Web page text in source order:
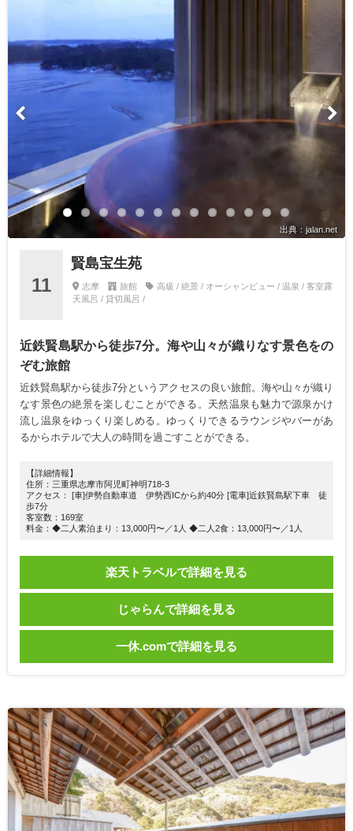
出典：jalan.net
11
賢島宝生苑
志摩 旅館
高級 / 絶景 / オーシャンビュー / 温泉 / 客室露
天風呂 / 貸切風呂 /
近鉄賢島駅から徒歩7分。海や山々が織りなす景色をの
ぞむ旅館
近鉄賢島駅から徒歩7分というアクセスの良い旅館。海や山々が織り
なす景色の絶景を楽しむことができる。天然温泉も魅力で源泉かけ
流し温泉をゆっくり楽しめる。ゆっくりできるラウンジやバーがあ
るからホテルで大人の時間を過ごすことができる。
【詳細情報】
住所：三重県志摩市阿児町神明718-3
アクセス： [車]伊勢自動車道 伊勢西ICから約40分 [電車]近鉄賢島駅下車 徒
歩7分
客室数：169室
料金：◆二人素泊まり：13,000円〜／1人 ◆二人2食：13,000円〜／1人
楽天トラベルで詳細を見る
じゃらんで詳細を見る
一休.comで詳細を見る